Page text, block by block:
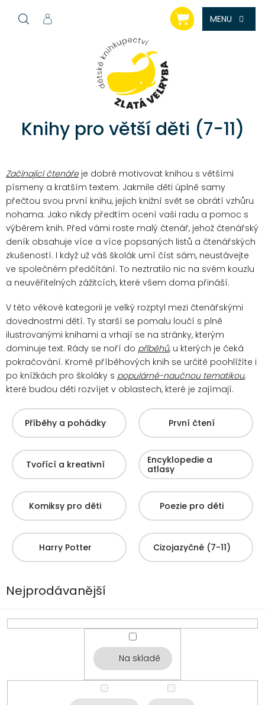
NÁKUPNÍ
KOŠÍK
Knihy pro větší děti (7-11)
Začínající čtenářeje dobré motivovat knihou s většími
písmeny a kratším textem. Jakmile děti úplně samy
přečtou svou první knihu, jejich knižní svět se obrátí vzhůru
nohama. Jako nikdy předtím ocení vaši radu a pomoc s
výběrem knih. Před vámi roste malý čtenář, jehož čtenářský
deník obsahuje více a více popsaných listů a čtenářských
zkušeností. I když už váš školák umí číst sám, neustávejte
ve společném předčítání. To neztratilo nic na svém kouzlu
a neuvěřitelných zážitcích, které všem doma přináší.
V této věkové kategorii je velký rozptyl mezi čtenářskými
dovednostmi dětí. Ty starší se pomalu loučí s plně
ilustrovanými knihami a vrhají se na stránky, kterým
dominuje text. Rády se noří do příběhů, u kterých je čeká
pokračování. Kromě příběhových knih se určitě poohlížíte i
po knížkách pro školáky s populárně-naučnou tematikou,
které budou děti rozvíjet v oblastech, které je zajímají.
Příběhy a pohádky První čtení
Tvořící a kreativní
Encyklopedie a
atlasy
Komiksy pro děti Poezie pro děti
Harry Potter Cizojazyčné (7-11)
Nejprodávanější
Na skladě